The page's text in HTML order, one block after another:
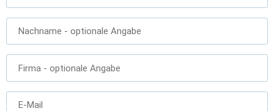
Nachname - optionale Angabe
Firma - optionale Angabe
E-Mail